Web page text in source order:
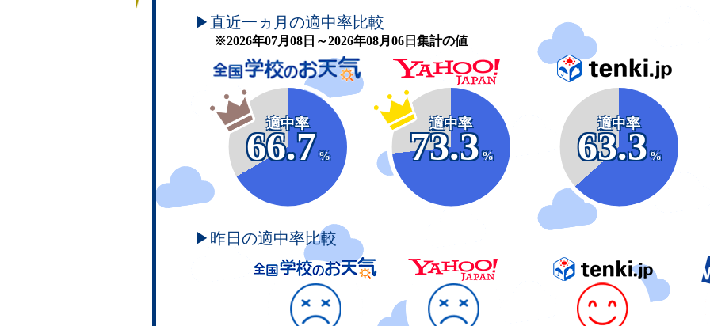
▶直近一ヵ月の適中率比較
※2026年07月08日～2026年08月06日集計の値
適中率
66.7
%
適中率
73.3
%
適中率
63.3
%
▶昨日の適中率比較